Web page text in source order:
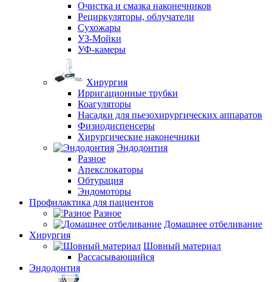
Очистка и смазка наконечников
Рециркуляторы, облучатели
Сухожары
УЗ-Мойки
УФ-камеры
Хирургия
Ирригационные трубки
Коагуляторы
Насадки для пьезохирургических аппаратов
Физиодиспенсеры
Хирургические наконечники
Эндодонтия
Разное
Апекслокаторы
Обтурация
Эндомоторы
Профилактика для пациентов
Разное
Домашнее отбеливание
Хирургия
Шовный материал
Рассасывающийся
Эндодонтия